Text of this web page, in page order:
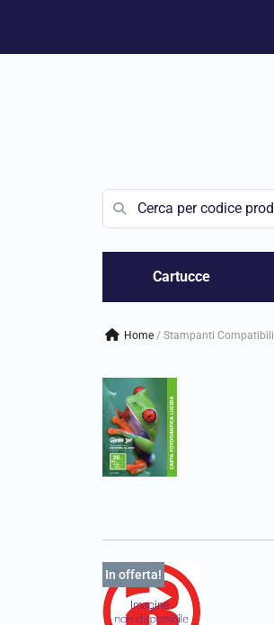
Vai
Cartucce
Home / Stampanti Compatibili
In offerta!